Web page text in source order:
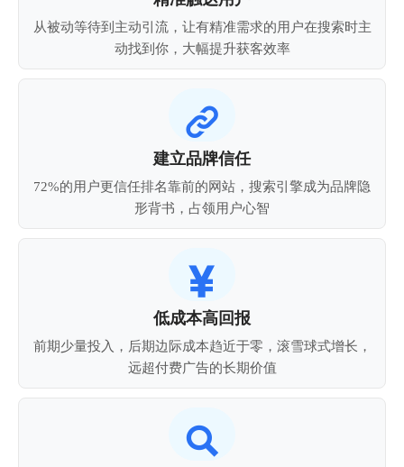
从被动等待到主动引流，让有精准需求的用户在搜索时主
动找到你，大幅提升获客效率

建立品牌信任
72%的用户更信任排名靠前的网站，搜索引擎成为品牌隐
形背书，占领用户心智

低成本高回报
前期少量投入，后期边际成本趋近于零，滚雪球式增长，
远超付费广告的长期价值
